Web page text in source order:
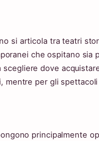
si articola tra teatri
che ospitano sia
scegliere dove
mentre per gli
principalmente